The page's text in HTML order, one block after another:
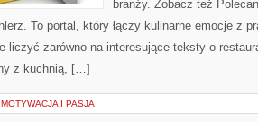
branży. Zobacz też
To portal, który łączy kulinarne emocje z
liczyć zarówno na interesujące teksty o
z kuchnią, […]
MOTYWACJA I PASJA